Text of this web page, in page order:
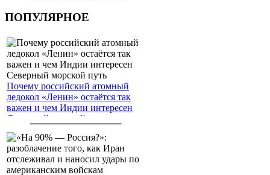
ПОПУЛЯРНОЕ
Почему российский атомный
ледокол «Ленин» остаётся так
важен и чем Индии интересен
Северный морской путь